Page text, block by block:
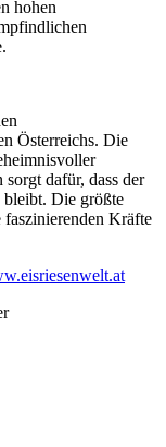
hohen
Österreichs. Die
dafür, dass der
bleibt. Die größte
Kräfte